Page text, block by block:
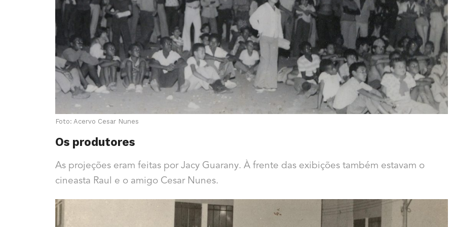
Foto: Acervo Cesar Nunes
Os produtores
As projeções eram feitas por Jacy Guarany. À frente das exibições também estavam o
cineasta Raul e o amigo Cesar Nunes.